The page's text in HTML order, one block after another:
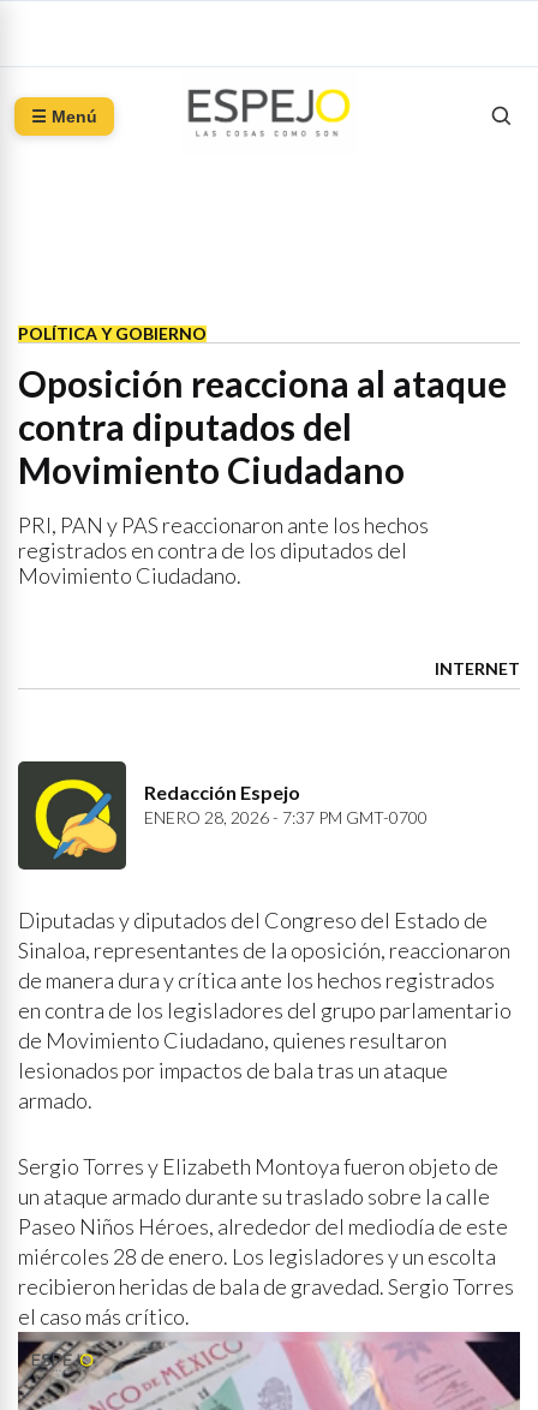
☰ Menú
POLÍTICA Y GOBIERNO
Oposición reacciona al ataque
contra diputados del
Movimiento Ciudadano
PRI, PAN y PAS reaccionaron ante los hechos
registrados en contra de los diputados del
Movimiento Ciudadano.
INTERNET
Redacción Espejo
ENERO 28, 2026 - 7:37 PM GMT-0700
Diputadas y diputados del Congreso del Estado de
Sinaloa, representantes de la oposición, reaccionaron
de manera dura y crítica ante los hechos registrados
en contra de los legisladores del grupo parlamentario
de Movimiento Ciudadano, quienes resultaron
lesionados por impactos de bala tras un ataque
armado.
Sergio Torres y Elizabeth Montoya fueron objeto de
un ataque armado durante su traslado sobre la calle
Paseo Niños Héroes, alrededor del mediodía de este
miércoles 28 de enero. Los legisladores y un escolta
recibieron heridas de bala de gravedad. Sergio Torres
el caso más crítico.